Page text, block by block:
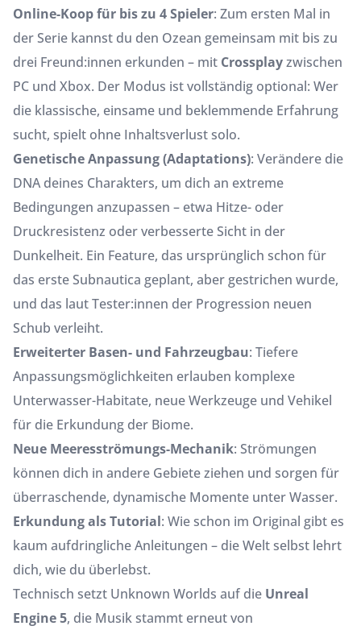
Online-Koop für bis zu 4 Spieler: Zum ersten Mal in
der Serie kannst du den Ozean gemeinsam mit bis zu
drei Freund:innen erkunden – mit Crossplayzwischen
PC und Xbox. Der Modus ist vollständig optional: Wer
die klassische, einsame und beklemmende Erfahrung
sucht, spielt ohne Inhaltsverlust solo.
Genetische Anpassung (Adaptations): Verändere die
DNA deines Charakters, um dich an extreme
Bedingungen anzupassen – etwa Hitze- oder
Druckresistenz oder verbesserte Sicht in der
Dunkelheit. Ein Feature, das ursprünglich schon für
das erste Subnautica geplant, aber gestrichen wurde,
und das laut Tester:innen der Progression neuen
Schub verleiht.
Erweiterter Basen- und Fahrzeugbau: Tiefere
Anpassungsmöglichkeiten erlauben komplexe
Unterwasser-Habitate, neue Werkzeuge und Vehikel
für die Erkundung der Biome.
Neue Meeresströmungs-Mechanik: Strömungen
können dich in andere Gebiete ziehen und sorgen für
überraschende, dynamische Momente unter Wasser.
Erkundung als Tutorial: Wie schon im Original gibt es
kaum aufdringliche Anleitungen – die Welt selbst lehrt
dich, wie du überlebst.
Technisch setzt Unknown Worlds auf die Unreal
Engine 5, die Musik stammt erneut von